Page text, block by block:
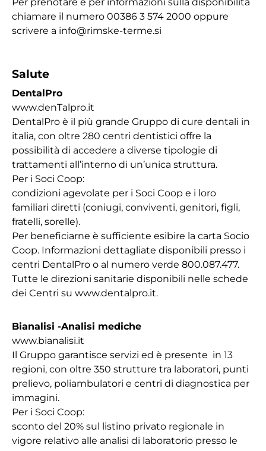
chiamare il numero 00386 3 574 2000 oppure
scrivere a info@rimske-terme.si
Salute
DentalPro
www.denTalpro.it
DentalPro è il più grande Gruppo di cure dentali in
italia, con oltre 280 centri dentistici offre la
possibilità di accedere a diverse tipologie di
trattamenti all’interno di un’unica struttura.
Per i Soci Coop:
condizioni agevolate per i Soci Coop e i loro
familiari diretti (coniugi, conviventi, genitori, figli,
fratelli, sorelle).
Per beneficiarne è sufficiente esibire la carta Socio
Coop. Informazioni dettagliate disponibili presso i
centri DentalPro o al numero verde 800.087.477.
Tutte le direzioni sanitarie disponibili nelle schede
dei Centri su www.dentalpro.it.
Bianalisi -Analisi mediche
www.bianalisi.it
Il Gruppo garantisce servizi ed è presente in 13
regioni, con oltre 350 strutture tra laboratori, punti
prelievo, poliambulatori e centri di diagnostica per
immagini.
Per i Soci Coop:
sconto del 20% sul listino privato regionale in
vigore relativo alle analisi di laboratorio presso le